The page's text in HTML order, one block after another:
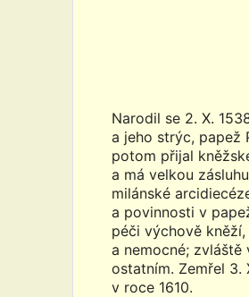
Narodil se 2. X.
a jeho strýc, papež
potom přijal
a má velkou
milánské
a povinnosti v
péči výchově
a nemocné;
ostatním. Zemřel 3.
v roce 1610.